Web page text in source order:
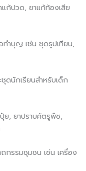
แก้ปวด, ยาแก้ท้องเสีย
ทำบุญ เช่น ชุดธูปเทียน,
ดนักเรียนสำหรับเด็ก
ย, ยาปราบศัตรูพืช,
กรรมชุมชน เช่น เครื่อง